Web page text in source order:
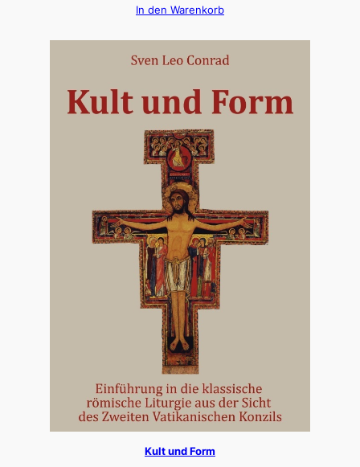
In den Warenkorb
Kult und Form